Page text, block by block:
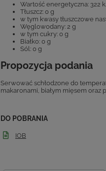
Wartość energetyczna: 322
Tłuszcz: 0 g
w tym kwasy tłuszczowe
Węglowodany: 2 g
w tym cukry: 0 g
Białko: 0 g
Sól: 0 g
Propozycja podania
Serwować schłodzone do
makaronami, białym mięsem
DO POBRANIA
IOB